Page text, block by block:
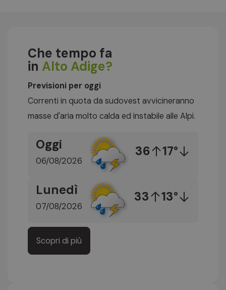
Che tempo fa
in Alto Adige?
Previsioni per oggi
Correnti in quota da sudovest avvicineranno
masse d'aria molto calda ed instabile alle Alpi.
Oggi
06/08/2026
36 17°
Lunedì
07/08/2026
33 13°
Scopri di più